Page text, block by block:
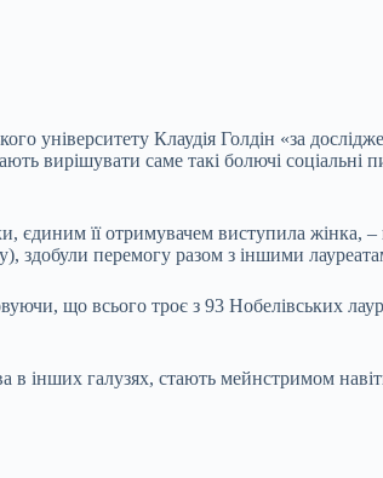
університету Клаудія Голдін «за
вирішувати саме такі болючі соціальні
єдиним її отримувачем виступила жінка,
здобули перемогу разом з іншими
що всього троє з 93 Нобелівських
в інших галузях, стають мейнстримом